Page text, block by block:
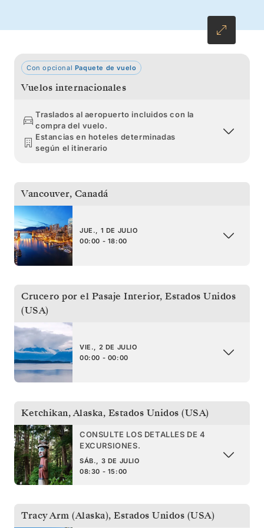
talladas de los tótems de Tlingit revelan la rica
Con opcional Paquete de vuelo
Vuelos internacionales
Traslados al aeropuerto incluidos con la
compra del vuelo.
Estancias en hoteles determinadas
según el itinerario
Vancouver, Canadá
JUE., 1 DE JULIO
00:00 - 18:00
Crucero por el Pasaje Interior, Estados Unidos
(USA)
VIE., 2 DE JULIO
00:00 - 00:00
Ketchikan, Alaska, Estados Unidos (USA)
CONSULTE LOS DETALLES DE 4
EXCURSIONES.
SÁB., 3 DE JULIO
08:30 - 15:00
Tracy Arm (Alaska), Estados Unidos (USA)